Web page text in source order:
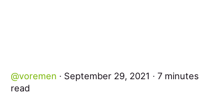
voremen September 29, 2021
7 minutes
read